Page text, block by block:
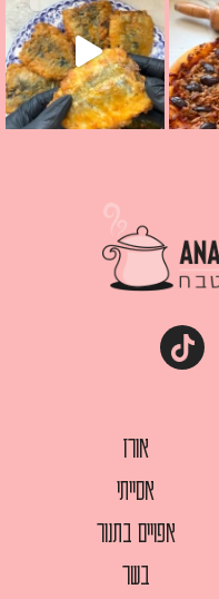
אורז
אסייתי
אפויים בתנור
בשר